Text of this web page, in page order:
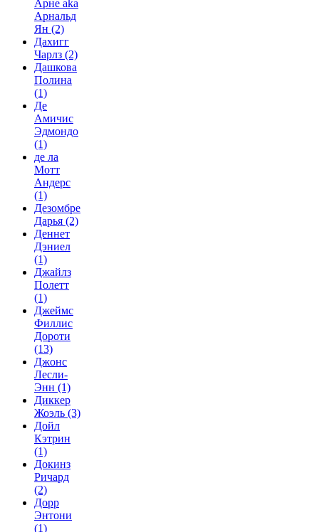
Арне aka
Арнальд
Ян (2)
Дахигг
Чарлз (2)
Дашкова
Полина
(1)
Де
Амичис
Эдмондо
(1)
де ла
Мотт
Андерс
(1)
Дезомбре
Дарья (2)
Деннет
Дэниел
(1)
Джайлз
Полетт
(1)
Джеймс
Филлис
Дороти
(13)
Джонс
Лесли-
Энн (1)
Диккер
Жоэль (3)
Дойл
Кэтрин
(1)
Докинз
Ричард
(2)
Дорр
Энтони
(1)